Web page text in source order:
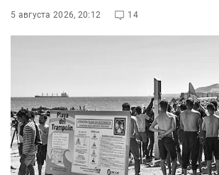
5 августа 2026, 20:12 14